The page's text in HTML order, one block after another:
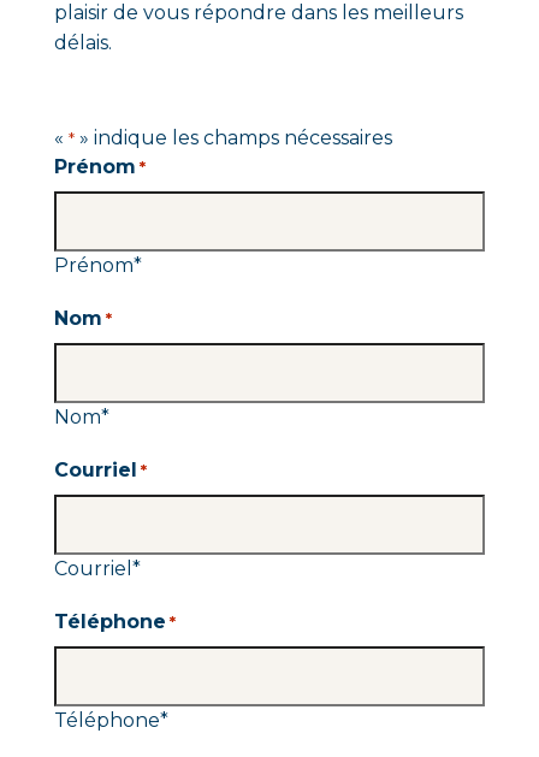
plaisir de vous répondre dans les meilleurs
délais.
« *» indique les champs nécessaires
Prénom *
Prénom*
Nom *
Nom*
Courriel *
Courriel *
Téléphone *
Téléphone*